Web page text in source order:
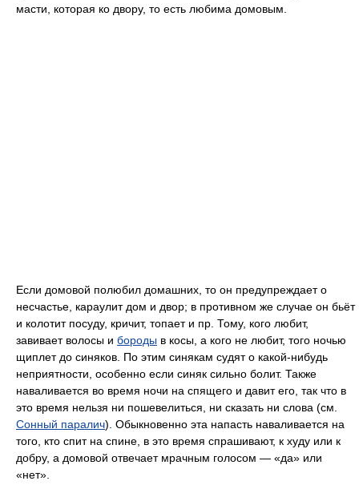
масти, которая ко двору, то есть любима домовым.
Если домовой полюбил домашних, то он предупреждает о
несчастье, караулит дом и двор; в противном же случае он бьёт
и колотит посуду, кричит, топает и пр. Тому, кого любит,
завивает волосы и бороды в косы, а кого не любит, того ночью
щиплет до синяков. По этим синякам судят о какой-нибудь
неприятности, особенно если синяк сильно болит. Также
наваливается во время ночи на спящего и давит его, так что в
это время нельзя ни пошевелиться, ни сказать ни слова (см.
Сонный паралич). Обыкновенно эта напасть наваливается на
того, кто спит на спине, в это время спрашивают, к худу или к
добру, а домовой отвечает мрачным голосом — «да» или
«нет».